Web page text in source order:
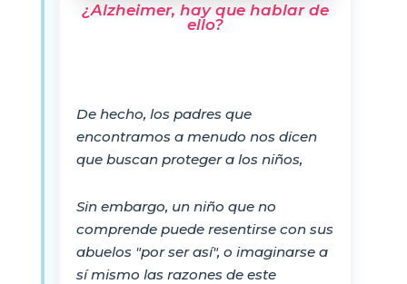
¿Alzheimer, hay que hablar de
ello?
De hecho, los padres que
encontramos a menudo nos dicen
que buscan proteger a los niños,
Sin embargo, un niño que no
comprende puede resentirse con sus
abuelos "por ser así", o imaginarse a
sí mismo las razones de este